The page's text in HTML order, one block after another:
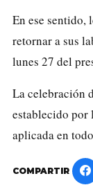
En ese sentido,
retornar a sus
lunes 27 del
La celebración
establecido por
aplicada en
COMPARTIR